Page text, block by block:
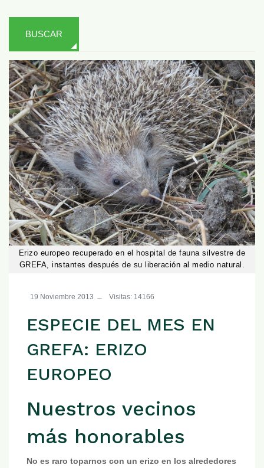
BUSCAR
Erizo europeo recuperado en el hospital de fauna silvestre de
GREFA, instantes después de su liberación al medio natural.
19 Noviembre 2013 Visitas: 14166
ESPECIE DEL MES EN
GREFA: ERIZO
EUROPEO
Nuestros vecinos
más honorables
No es raro toparnos con un erizo en los alrededores